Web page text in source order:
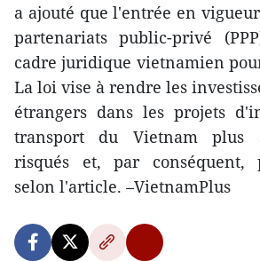
a ajouté que l'entrée en
partenariats public-privé
cadre juridique vietnamien
La loi vise à rendre les
étrangers dans les projets
transport du Vietnam plus
risqués et, par conséquent,
selon l'article. –VietnamPlus